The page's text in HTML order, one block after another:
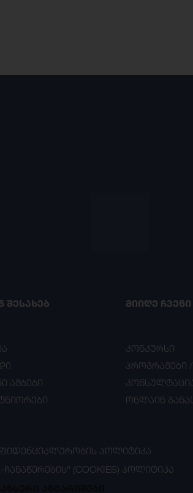
ᲨᲔᲡᲐᲮᲔᲑ
ამბები
ᲛᲘᲘᲦᲔ
კონკურსი
პროგრამები
ონლაინ
ᲞᲝᲚᲘᲢᲘᲙᲐ
ᲩᲐᲜᲐᲬᲔᲠᲔᲑᲘᲡ“ (COOKIES) ᲞᲝᲚᲘᲢᲘᲙᲐ